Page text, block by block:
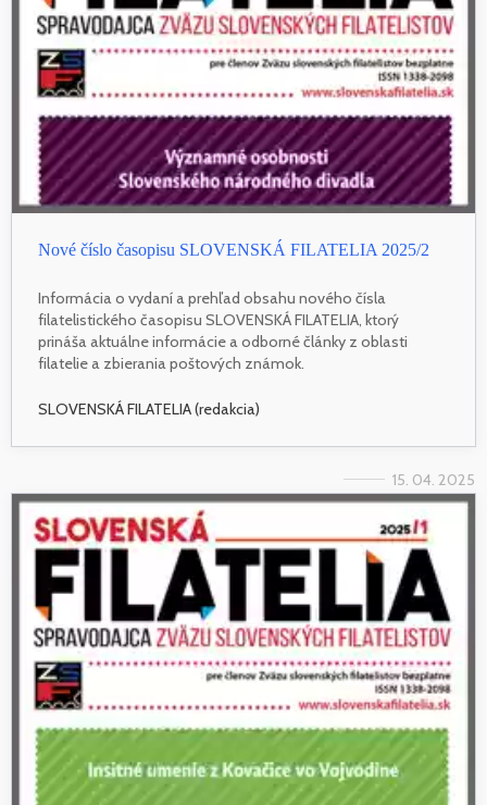
Nové číslo časopisu SLOVENSKÁ FILATELIA 2025/2
Informácia o vydaní a prehľad obsahu nového čísla
filatelistického časopisu SLOVENSKÁ FILATELIA, ktorý
prináša aktuálne informácie a odborné články z oblasti
filatelie a zbierania poštových známok.
SLOVENSKÁ FILATELIA (redakcia)
15. 04. 2025